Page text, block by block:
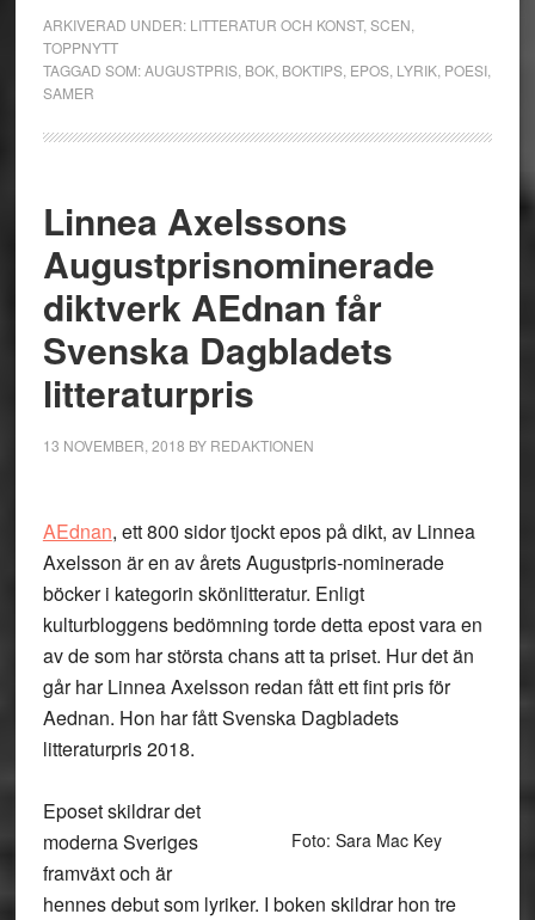
ARKIVERAD UNDER: LITTERATUR OCH KONST, SCEN
TOPPNYTT
TAGGAD SOM:AUGUSTPRIS, BOK, BOKTIPS, EPOS, LYRIK, POESI,
SAMER
Linnea Axelssons
Augustprisnominerade
diktverk AEdnan får
Svenska Dagbladets
litteraturpris
13 NOVEMBER, 2018 BY REDAKTIONEN
AEdnan, ett 800 sidor tjockt epos på dikt, av Linnea
Axelsson är en av årets Augustpris-nominerade
böcker i kategorin skönlitteratur. Enligt
kulturbloggens bedömning torde detta epost vara en
av de som har största chans att ta priset. Hur det än
går har Linnea Axelsson redan fått ett fint pris för
Aednan. Hon har fått Svenska Dagbladets
litteraturpris 2018.
Foto: Sara Mac Key
Eposet skildrar det
moderna Sveriges
framväxt och är
hennes debut som lyriker. I boken skildrar hon tre